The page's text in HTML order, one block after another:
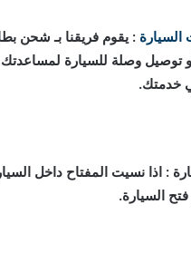
: يقوم فريقنا بـ شحن
او توصيل وصلة للسيارة
خدمتك.
: اذا نسيت المفتاح داخل
السيارة.